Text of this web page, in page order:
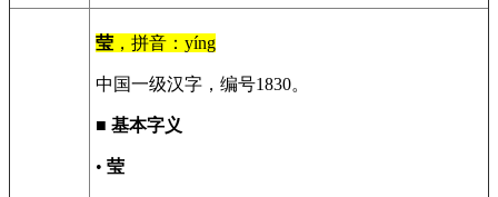
莹 ，拼音：yíng
中国一级汉字，编号1830。
■ 基本字义
• 莹